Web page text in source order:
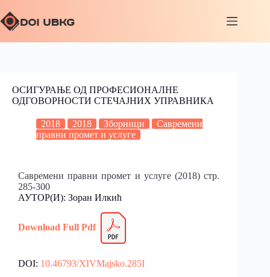
ОСИГУРАЊЕ ОД ПРОФЕСИОНАЛНЕ
ОДГОВОРНОСТИ СТЕЧАЈНИХ УПРАВНИКА
2018 2018 Зборници
Савремени
правни промет и услуге
Савремени правни промет и услуге (2018) стр.
285-300
АУТОР(И): Зоран Илкић
Download Full Pdf
DOI: 10.46793/XIVMajsko.285I